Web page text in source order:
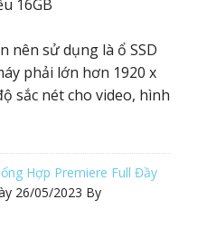
16GB
nên sử dụng là ổ SSD
phải lớn hơn 1920 x
sắc nét cho video, hình
Hợp Premiere Full Đầy
26/05/2023 By